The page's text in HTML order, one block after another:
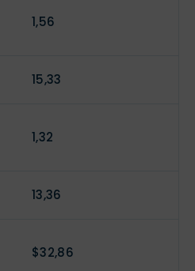
1,56
15,33
1,32
13,36
$32,86